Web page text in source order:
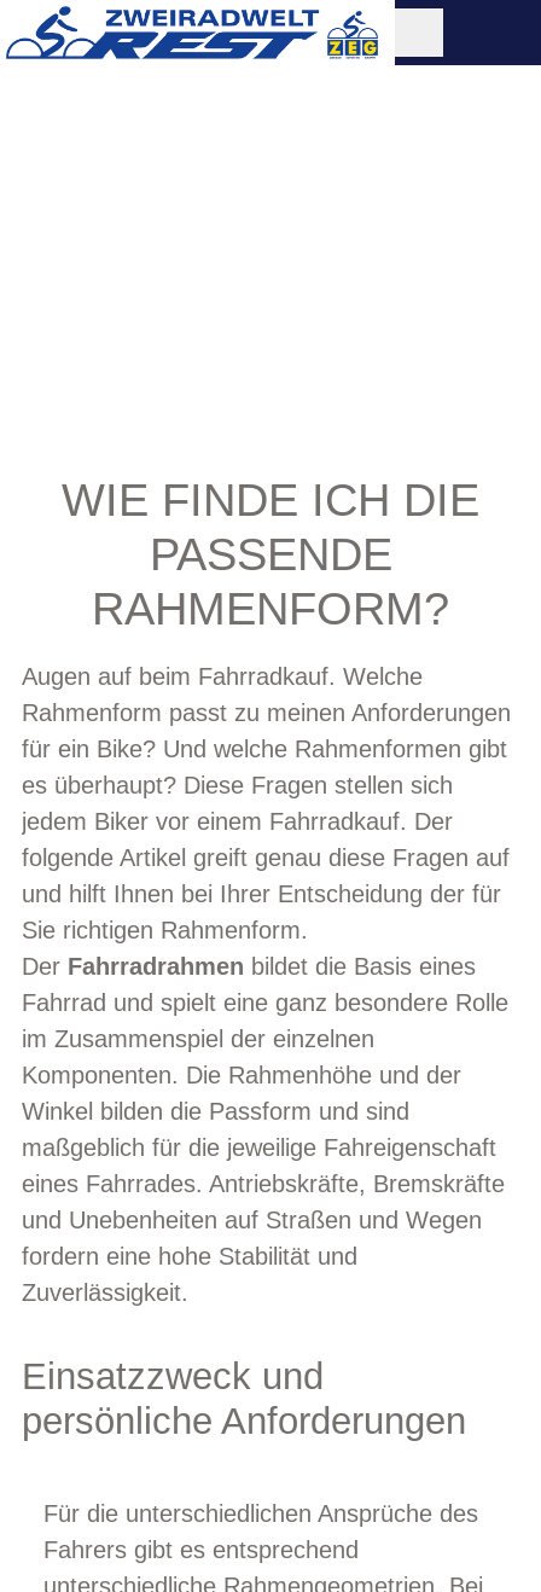
WIE FINDE ICH DIE
PASSENDE
RAHMENFORM?
Augen auf beim Fahrradkauf. Welche
Rahmenform passt zu meinen Anforderungen
für ein Bike? Und welche Rahmenformen gibt
es überhaupt? Diese Fragen stellen sich
jedem Biker vor einem Fahrradkauf. Der
folgende Artikel greift genau diese Fragen auf
und hilft Ihnen bei Ihrer Entscheidung der für
Sie richtigen Rahmenform.
Der Fahrradrahmen bildet die Basis eines
Fahrrad und spielt eine ganz besondere Rolle
im Zusammenspiel der einzelnen
Komponenten. Die Rahmenhöhe und der
Winkel bilden die Passform und sind
maßgeblich für die jeweilige Fahreigenschaft
eines Fahrrades. Antriebskräfte, Bremskräfte
und Unebenheiten auf Straßen und Wegen
fordern eine hohe Stabilität und
Zuverlässigkeit.
Einsatzzweck und
persönliche Anforderungen
Für die unterschiedlichen Ansprüche des
Fahrers gibt es entsprechend
unterschiedliche Rahmengeometrien. Bei